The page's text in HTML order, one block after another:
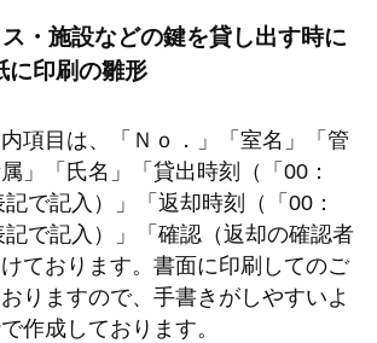
・施設などの鍵を貸し出す時に
に印刷の雛形
項目は、「Ｎｏ．」「室名」「管
」「氏名」「貸出時刻（「00：
で記入）」「返却時刻（「00：
で記入）」「確認（返却の確認者
ております。書面に印刷してのご
りますので、手書きがしやすいよ
作成しております。